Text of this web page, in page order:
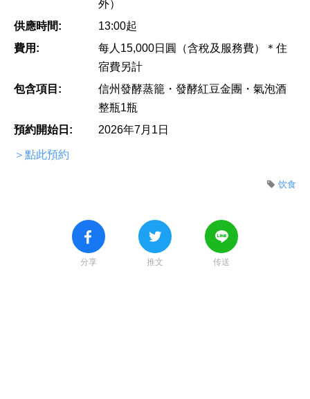
外）
供應時間:
13:00起
費用:
每人15,000日圓（含稅及服務費）＊住
宿費另計
包含項目:
信州發酵蒸籠・發酵紅豆金團・氣泡酒
整瓶1瓶
預約開始日:
2026年7月1日
＞點此預約
饮食
分享 推文 传送